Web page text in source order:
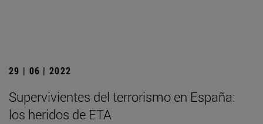
29 | 06 | 2022
Supervivientes del terrorismo en España:
los heridos de ETA